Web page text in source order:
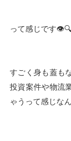
って感じです👁️🔍
すごく身も蓋も
投資案件や物流
ゃうって感じなん